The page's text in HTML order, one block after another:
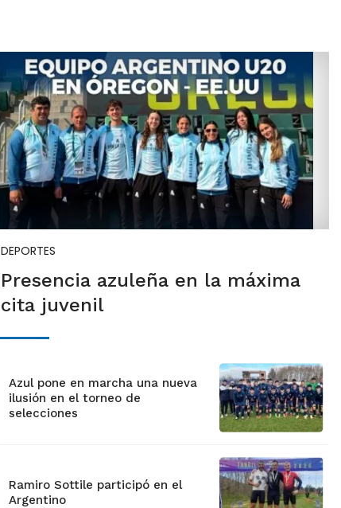
DEPORTES
Presencia azuleña en la máxima
cita juvenil
Azul pone en marcha una nueva
ilusión en el torneo de
selecciones
Ramiro Sottile participó en el
Argentino